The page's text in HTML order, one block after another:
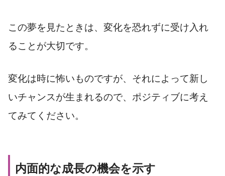
この夢を見たときは、変化を恐れずに受け入れ
ることが大切です。
変化は時に怖いものですが、それによって新し
いチャンスが生まれるので、ポジティブに考え
てみてください。
内面的な成長の機会を示す